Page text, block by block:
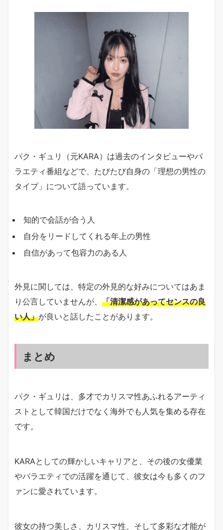
パク・ギュリ（元KARA）は過去のインタビューやバ
ラエティ番組などで、たびたび自身の「理想の男性の
タイプ」について語っています。
知的で会話が合う人
自分をリードしてくれる年上の男性
自信があって包容力のある人
外見に関しては、特定の外見的な好みについてはあま
り公言していませんが、 「清潔感があってセンスの良
い人」が良いと話したことがあります。
まとめ
パク・ギュリは、多才でカリスマ性あふれるアーティ
ストとして韓国だけでなく海外でも人気を集める存在
です。
KARAとしての輝かしいキャリアと、その後の女優業
やバラエティでの活躍を通じて、彼女は今も多くのフ
ァンに愛されています。
彼女の持つ美しさ、カリスマ性、そして多彩な才能が